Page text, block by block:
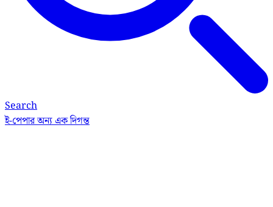
Search
ই-পেপারঅন্য এক দিগন্ত